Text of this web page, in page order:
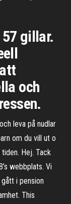
gillar.
och
leva på nudlar
om du vill ut o
Hej. Tack
webbplats. Vi
i pension
This